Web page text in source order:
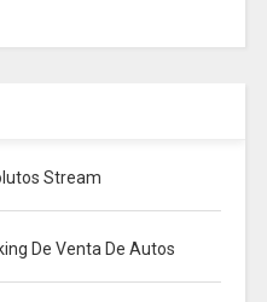
Stream
De Venta De Autos